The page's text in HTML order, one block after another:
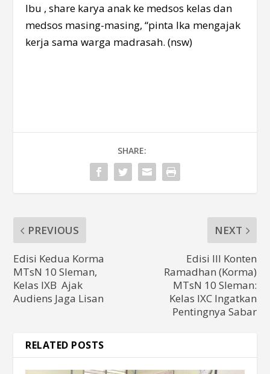
Ibu , share karya anak ke medsos kelas dan
medsos masing-masing, “pinta Ika mengajak
kerja sama warga madrasah. (nsw)
SHARE:
PREVIOUS
Edisi Kedua Korma
MTsN 10 Sleman,
Kelas IXB Ajak
Audiens Jaga Lisan
NEXT
Edisi III Konten
Ramadhan (Korma)
MTsN 10 Sleman:
Kelas IXC Ingatkan
Pentingnya Sabar
RELATED POSTS